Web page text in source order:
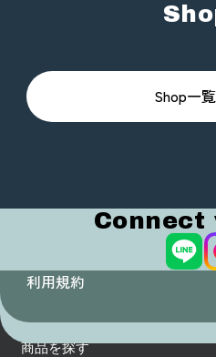
Shop一
利用規約
商品を探す